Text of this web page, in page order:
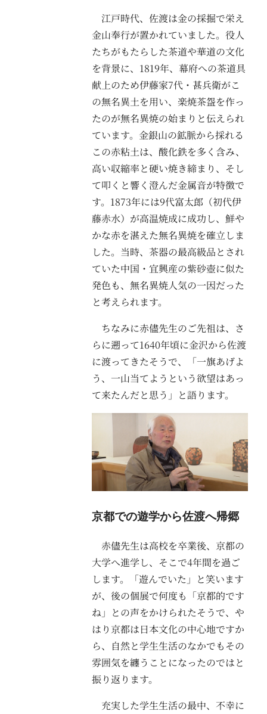
江戸時代、佐渡は金の採掘で栄え
金山奉行が置かれていました。役人
たちがもたらした茶道や華道の文化
を背景に、1819年、幕府への茶道具
献上のため伊藤家7代・甚兵衛がこ
の無名異土を用い、楽焼茶盌を作っ
たのが無名異焼の始まりと伝えられ
ています。金銀山の鉱脈から採れる
この赤粘土は、酸化鉄を多く含み、
高い収縮率と硬い焼き締まり、そし
て叩くと響く澄んだ金属音が特徴で
す。1873年には9代富太郎（初代伊
藤赤水）が高温焼成に成功し、鮮や
かな赤を湛えた無名異焼を確立しま
した。当時、茶器の最高級品とされ
ていた中国・宜興産の紫砂壺に似た
発色も、無名異焼人気の一因だった
と考えられます。
ちなみに赤儘先生のご先祖は、さ
らに遡って1640年頃に金沢から佐渡
に渡ってきたそうで、「一旗あげよ
う、一山当てようという欲望はあっ
て来たんだと思う」と語ります。
京都での遊学から佐渡へ帰郷
赤儘先生は高校を卒業後、京都の
大学へ進学し、そこで4年間を過ご
します。「遊んでいた」と笑います
が、後の個展で何度も「京都的です
ね」との声をかけられたそうで、や
はり京都は日本文化の中心地ですか
ら、自然と学生生活のなかでもその
雰囲気を纏うことになったのではと
振り返ります。
充実した学生生活の最中、不幸に